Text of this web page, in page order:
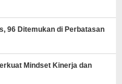
96 Ditemukan di Perbatasan
Mindset Kinerja dan